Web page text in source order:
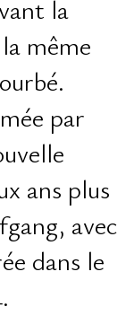
la
même
par
ans plus
avec
dans le